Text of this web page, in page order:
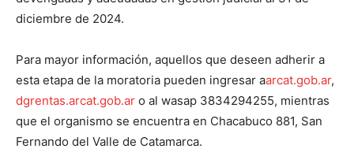
diciembre de 2024.
Para mayor información, aquellos que deseen adherir a
esta etapa de la moratoria pueden ingresar aarcat.gob.ar,
dgrentas.arcat.gob.ar o al wasap 3834294255, mientras
que el organismo se encuentra en Chacabuco 881, San
Fernando del Valle de Catamarca.